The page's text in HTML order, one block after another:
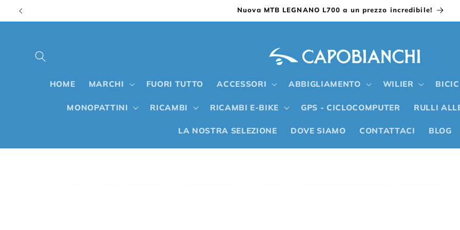
direttamente
ai contenuti
Nuova MTB LEGNANO L700 a un prezzo incredibile!
HOME MARCHI FUORI TUTTO ACCESSORI ABBIGLIAMENTO WILIER
MONOPATTINI RICAMBI RICAMBI E-BIKE GPS - CICLOCOMPUTER RULLI
LA NOSTRA SELEZIONE DOVE SIAMO CONTATTACI BLOG